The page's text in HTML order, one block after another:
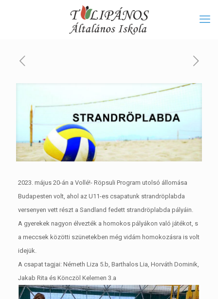
2023. május 20-án a Vollé!- Röpsuli Program utolsó állomása
Budapesten volt, ahol az U11-es csapatunk strandröplabda
versenyen vett részt a Sandland fedett strandröplabda pályáin.
A gyerekek nagyon élvezték a homokos pályákon való játékot, s
a meccsek közötti szünetekben még vidám homokozásra is volt
idejük.
A csapat tagjai: Németh Liza 5.b, Barthalos Lia, Horváth Dominik,
Jakab Rita és Könczöl Kelemen 3.a